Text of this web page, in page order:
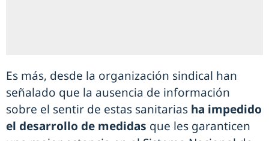
Es más, desde la organización sindical han
señalado que la ausencia de información
sobre el sentir de estas sanitarias ha impedido
el desarrollo de medidas que les garanticen